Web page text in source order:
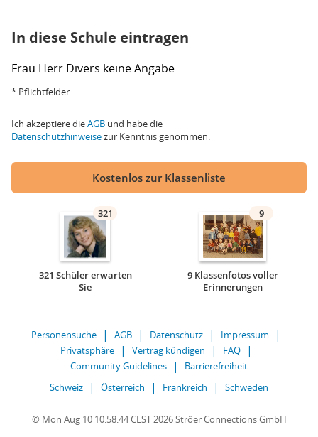
In diese Schule eintragen
Frau Herr Divers keine Angabe
* Pflichtfelder
Ich akzeptiere dieAGB und habe die
Datenschutzhinweisezur Kenntnis genommen.
Kostenlos zur Klassenliste
321
321 Schüler erwarten
Sie
9
9 Klassenfotos voller
Erinnerungen
Personensuche AGB Datenschutz
Impressum
Privatsphäre
Vertrag kündigen
FAQ
Community Guidelines
Barrierefreiheit
Schweiz
Österreich Frankreich Schweden
© Mon Aug 10 10:58:44 CEST 2026 Ströer Connections GmbH